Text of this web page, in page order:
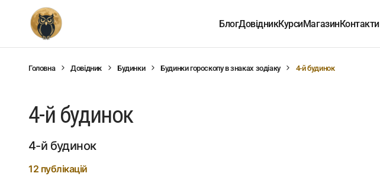
БлогДовідникКурсиМагазинКонтакти
Головна Довідник Будинки Будинки гороскопу в знаках зодіаку 4-й будинок
4-й будинок
4-й будинок
12 публікацій